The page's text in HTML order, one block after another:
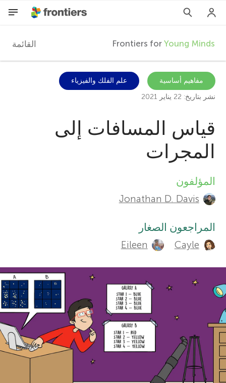
F
r
n
e
r
s
f
o
r
Frontiers forYoung Minds القائمة
المقالات
المشاركون
التخصصات
مفاهيم أساسية
علم الفلك والفيزياء
نشر بتاريخ: 22 يناير 2021
قياس المسافات إلى
المجرات
A
u
t
h
o
r
المؤلفون
Jonathan D. Davis
المراجعون الصغار
Cayle
Eileen